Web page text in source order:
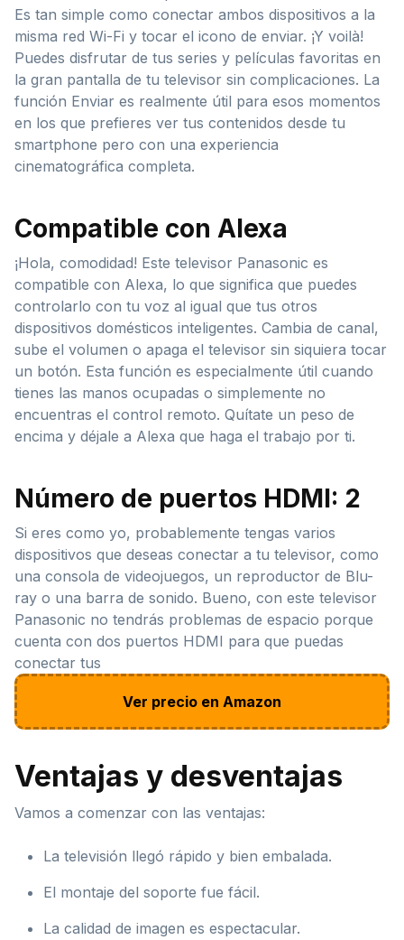
Es tan simple como conectar ambos dispositivos a la
misma red Wi-Fi y tocar el icono de enviar. ¡Y voilà!
Puedes disfrutar de tus series y películas favoritas en
la gran pantalla de tu televisor sin complicaciones. La
función Enviar es realmente útil para esos momentos
en los que prefieres ver tus contenidos desde tu
smartphone pero con una experiencia
cinematográfica completa.
Compatible con Alexa
¡Hola, comodidad! Este televisor Panasonic es
compatible con Alexa, lo que significa que puedes
controlarlo con tu voz al igual que tus otros
dispositivos domésticos inteligentes. Cambia de canal,
sube el volumen o apaga el televisor sin siquiera tocar
un botón. Esta función es especialmente útil cuando
tienes las manos ocupadas o simplemente no
encuentras el control remoto. Quítate un peso de
encima y déjale a Alexa que haga el trabajo por ti.
Número de puertos HDMI: 2
Si eres como yo, probablemente tengas varios
dispositivos que deseas conectar a tu televisor, como
una consola de videojuegos, un reproductor de Blu-
ray o una barra de sonido. Bueno, con este televisor
Panasonic no tendrás problemas de espacio porque
cuenta con dos puertos HDMI para que puedas
conectar tus
Ver precio en Amazon
Ventajas y desventajas
Vamos a comenzar con las ventajas:
La televisión llegó rápido y bien embalada.
El montaje del soporte fue fácil.
La calidad de imagen es espectacular.